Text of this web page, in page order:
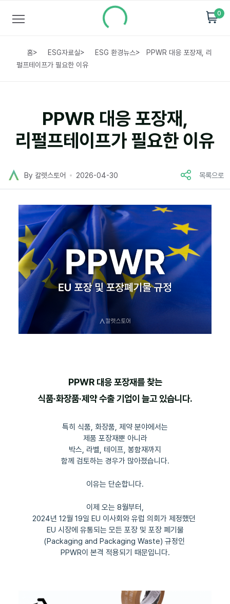
0
홈> ESG자료실> ESG 환경뉴스>
PPWR 대응 포장재, 리
펄프테이프가 필요한 이유
PPWR 대응 포장재,
리펄프테이프가 필요한 이유
By 칼렛스토어 2026-04-30 목록으로
PPWR 대응 포장재를 찾는
식품·화장품·제약 수출 기업이 늘고 있습니다.
특히 식품, 화장품, 제약 분야에서는
제품 포장재뿐 아니라
박스, 라벨, 테이프, 봉함재까지
함께 검토하는 경우가 많아졌습니다.
이유는 단순합니다.
이제 오는 8월부터,
2024년 12월 19일 EU 이사회와 유럽 의회가 제정했던
EU 시장에 유통되는 모든 포장 및 포장 폐기물
(Packaging and Packaging Waste) 규정인
PPWR이 본격 적용되기 때문입니다.